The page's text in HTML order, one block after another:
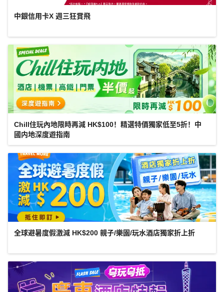
中銀信用卡X 週三狂賞飛
Chill住玩內地限時再減 HK$100！精選特價獨家低至5折！中
國内地深度遊指南
全球避暑度假激減 HK$200 親子/樂園/玩水酒店獨家折上折